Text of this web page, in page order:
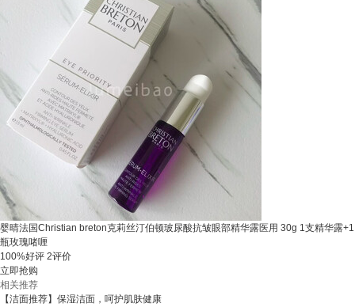
婴晴法国Christian breton克莉丝汀伯顿玻尿酸抗皱眼部精华露医用 30g 1支精华露+1
瓶玫瑰啫喱
100%好评 2评价
立即抢购
相关推荐
【洁面推荐】保湿洁面，呵护肌肤健康